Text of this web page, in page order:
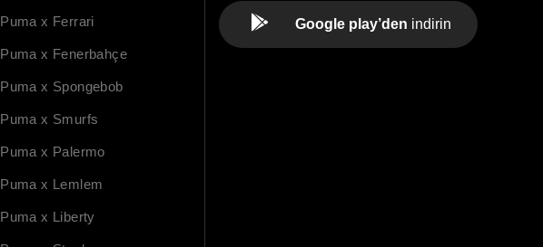
Puma x Ferrari
Puma x Fenerbahçe
Puma x Spongebob
Puma x Smurfs
Puma x Palermo
Puma x Lemlem
Puma x Liberty
Google play’den indirin